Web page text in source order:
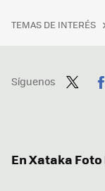
TEMAS DE INTERÉS
Síguenos
En Xataka